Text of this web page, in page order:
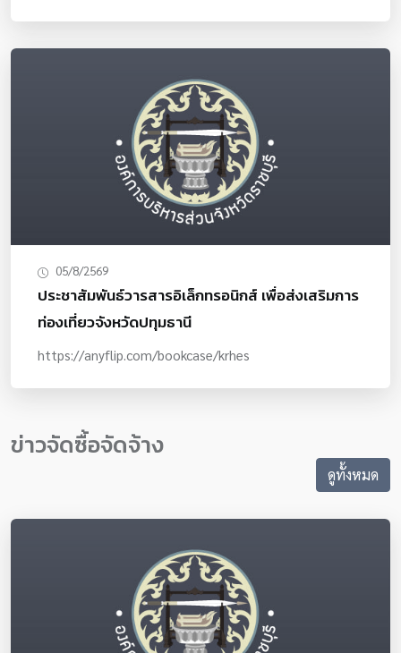
มาแข่งขันแสดงสดบนเวที โดยใช้เพลงเดียวกับรอบคัดเลือก
ทะเบียนได้ตั้งแต่บัดนี้ จนถึง วันที่ 9 ตุลาคม 2569- กำหนดส่ง
คลิปผลงาน (รอบคัดเลือก) : ภายในวันที่ 23 ตุลาคม 2569-
ประกาศผลทีมที่ผ่านเข้ารอบ 10 ทีมสุดท้าย : วันที่ 9
พฤศจิกายน 2569- การแข่งขันรอบชิงชนะเลิศระดับประเทศ :
วันจันทร์ที่ 23 พฤศจิกายน 2569- สถานที่จัดรอบชิงชนะเลิศ :
กรุงเทพมหานคร (สถานที่จะแจ้งให้ทราบภายหลัง)5. รางวัล
และทุนสนับสนุนรางวัลชนะเลิศอันดับ 1 : เงินรางวัล 10,000
บาท พร้อมถ้วยรางวัลและประกาศนียบัตรรางวัลรองชนะเลิศ
อันดับที่ 1 : เงินรางวัล 7,000 บาท พร้อมถ้วยรางวัลและ
ประกาศนียบัตรรางวัลรองชนะเลิศอันดับที่ 2 : เงินรางวัล
ทั้ง 10 ทีมที่ผ่านเข้าสู่รอบชิงชนะเลิศ จะได้รับค่าเดินทางทีม
ละ 5,000 บาท6. ช่องทางการสมัครและติดต่อสามารถสมัคร
05/8/2569
ประชาสัมพันธ์วารสารอิเล็กทรอนิกส์ เพื่อส่งเสริมการ
ท่องเที่ยวจังหวัดปทุมธานี
https://anyflip.com/bookcase/krhes
ข่าวจัดซื้อจัดจ้าง
ดูทั้งหมด